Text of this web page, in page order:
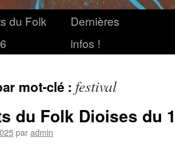
du Folk
Dernières
infos !
mot-clé : festival
du Folk Dioises du
paradmin